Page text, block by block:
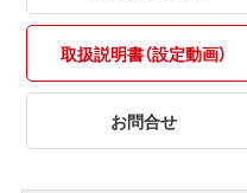
取扱説明書（設定動画）
お問合せ